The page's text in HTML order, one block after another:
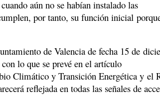
aún no se habían instalado las
por tanto, su función inicial
de Valencia de fecha 15 de
lo que se prevé en el artículo
Climático y Transición Energética y
reflejada en todas las señales de